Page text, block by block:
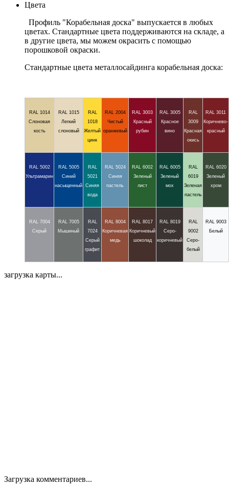
Цвета
Профиль "Корабельная доска" выпускается в любых
цветах. Стандартные цвета поддерживаются на складе, а
в другие цвета, мы можем окрасить с помощью
порошковой окраски.
Стандартные цвета металлосайдинга корабельная доска:
RAL 1014
Слоновая
кость
RAL 1015
Легкий
слоновый
RAL
1018
Желтый
цинк
RAL 2004
Чистый
оранжевый
RAL 3003
Красный
рубин
RAL 3005
Красное
вино
RAL
3009
Красная
окись
RAL 3011
Коричнево-
красный
RAL 5002
Ультрамарин
RAL 5005
Синий
насыщенный
RAL
5021
Синяя
вода
RAL 5024
Синяя
пастель
RAL 6002
Зеленый
лист
RAL 6005
Зеленый
мох
RAL
6019
Зеленая
пастель
RAL 6020
Зеленый
хром
RAL 7004
Серый
RAL 7005
Мышиный
RAL
7024
Серый
графит
RAL 8004
Коричневая
медь
RAL 8017
Коричневый
шоколад
RAL 8019
Серо-
коричневый
RAL
9002
Серо-
белый
RAL 9003
Белый
загрузка карты...
Загрузка комментариев...